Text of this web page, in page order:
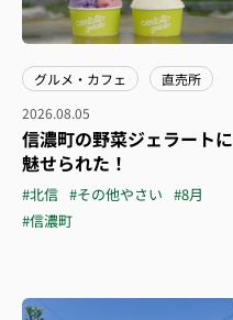
グルメ・カフェ
直売所
2026.08.05
信濃町の野菜ジェラートに
魅せられた！
#北信 #その他やさい #8月
#信濃町